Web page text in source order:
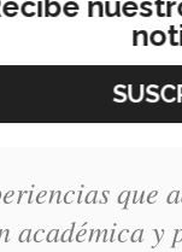
Ingenierías y
las alumnas,
que
académica y